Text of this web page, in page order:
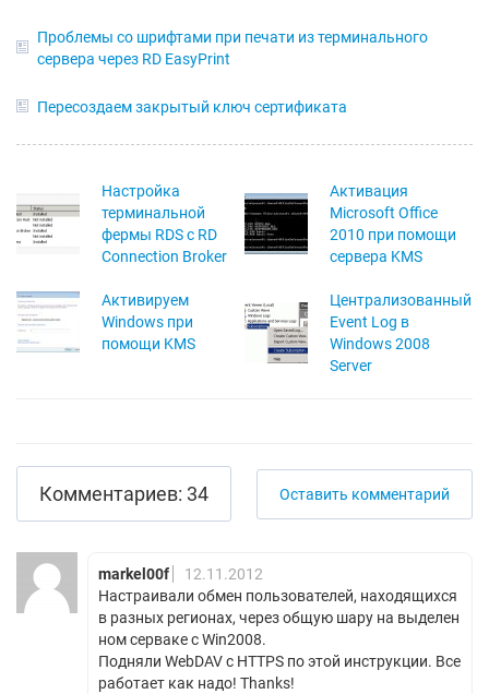
Проблемы со шрифтами при печати из терминального
сервера через RD EasyPrint
Пересоздаем закрытый ключ сертификата
Настройка
терминальной
фермы RDS с RD
Connection Broker
Активация
Microsoft Office
2010 при помощи
сервера KMS
Активируем
Windows при
помощи KMS
Централизованный
Event Log в
Windows 2008
Server
Комментариев: 34 Оставить комментарий
markel00f
12.11.2012
Настраивали обмен пользователей, находящихся
в разных регионах, через общую шару на выделен
ном серваке с Win2008.
Подняли WebDAV с HTTPS по этой инструкции. Все
работает как надо! Thanks!